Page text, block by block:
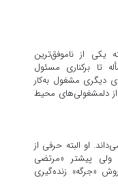
از ناموفق‌ترین
تا برکناری مسئول
دیگری مشغول به‌کار
دلمشغولی‌های محیط
او البته حرفی از
ولی پیشتر «مرتضی
«جرگه» زنده‌گیری